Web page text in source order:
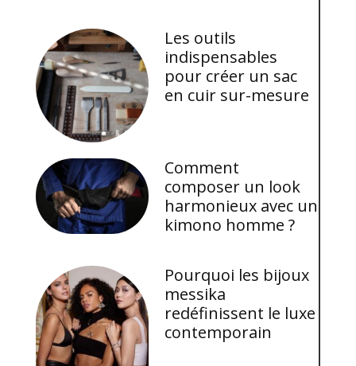
Les outils
indispensables
pour créer un sac
en cuir sur-mesure
Comment
composer un look
harmonieux avec un
kimono homme ?
Pourquoi les bijoux
messika
redéfinissent le luxe
contemporain